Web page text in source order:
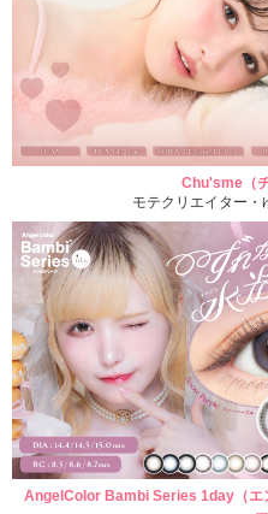
Chu'sme（
モテクリエイター・
AngelColor Bambi Series 1day（エ